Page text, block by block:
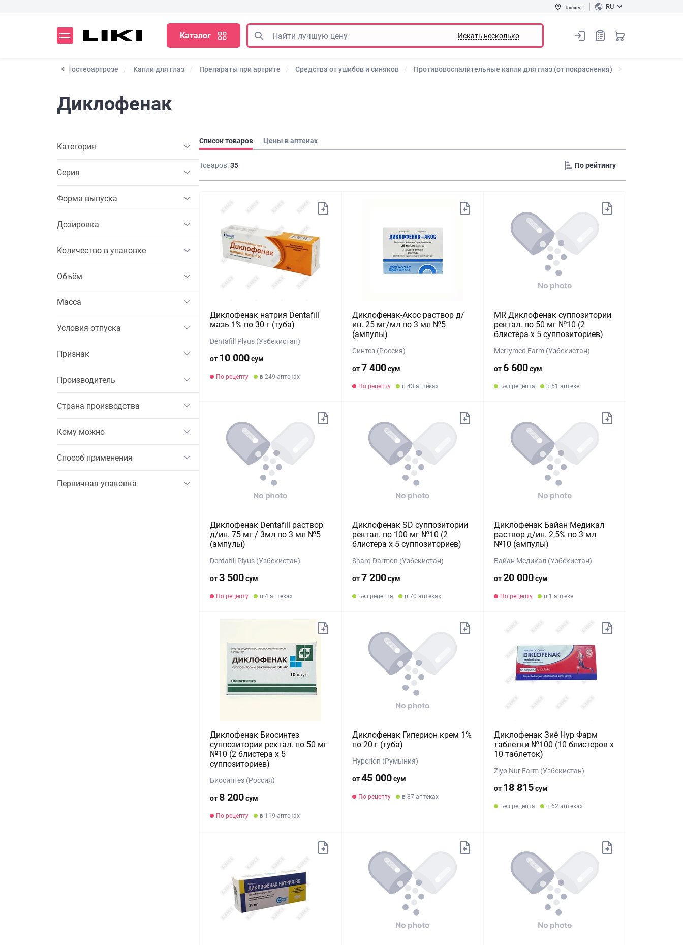
Ташкент RU
Каталог Искать несколько
Препараты при остеоартрозе Капли для глаз Препараты при артрите Средства от ушибов и синяков Противовоспалительные капли для глаз (от покраснения)
Диклофенак
Категория
Серия
Форма выпуска
Дозировка
Количество в упаковке
Объём
Масса
Условия отпуска
Признак
Производитель
Страна производства
Кому можно
Способ применения
Первичная упаковка
Список товаров Цены в аптеках
Товаров:35
Диклофенак натрия Dentafill
мазь 1% по 30 г (туба)
Dentafill Plyus (Узбекистан)
от 10 000сум
По рецепту в 249 аптеках
Диклофенак-Акос раствор д/
ин. 25 мг/мл по 3 мл №5
(ампулы)
Синтез (Россия)
от7 400сум
По рецепту в 43 аптеках
MR Диклофенак суппозитории
ректал. по 50 мг №10 (2
блистера х 5 суппозиториев)
Merrymed Farm (Узбекистан)
от 6 600сум
Без рецепта в 51 аптеке
Диклофенак Dentafill раствор
д/ин. 75 мг / 3мл по 3 мл №5
(ампулы)
Dentafill Plyus (Узбекистан)
от3 500сум
По рецепту в 4 аптеках
Диклофенак SD суппозитории
ректал. по 100 мг №10 (2
блистера х 5 суппозиториев)
Sharq Darmon (Узбекистан)
от7 200сум
Без рецепта в 70 аптеках
Диклофенак Байан Медикал
раствор д/ин. 2,5% по 3 мл
№10 (ампулы)
Байан Медикал (Узбекистан)
от20 000сум
По рецепту в 1 аптеке
Диклофенак Биосинтез
суппозитории ректал. по 50 мг
№10 (2 блистера х 5
суппозиториев)
Биосинтез (Россия)
от 8 200сум
По рецепту в 119 аптеках
Диклофенак Гиперион крем 1%
по 20 г (туба)
Hyperion (Румыния)
от45 000сум
По рецепту в 87 аптеках
Диклофенак Зиё Нур Фарм
таблетки №100 (10 блистеров х
10 таблеток)
Ziyo Nur Farm (Узбекистан)
от 18 815сум
Без рецепта в 62 аптеках